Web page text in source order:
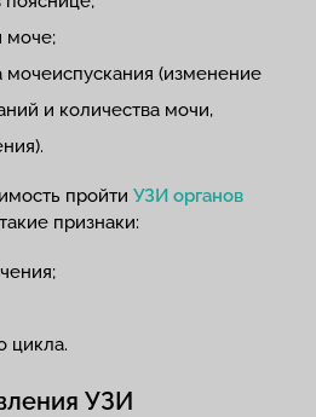
моче;
(изменение
и количества мочи,
пройти УЗИ органов
признаки:
цикла.
УЗИ